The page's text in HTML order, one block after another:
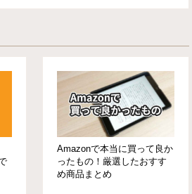
Amazonで本当に買って良か
ったもの！厳選したおすす
め商品まとめ